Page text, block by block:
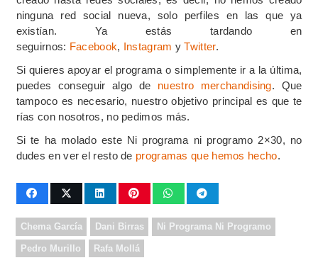
ninguna red social nueva, solo perfiles en las que ya
existían. Ya estás tardando en
seguirnos: Facebook, Instagram yTwitter.
Si quieres apoyar el programa o simplemente ir a la última,
puedes conseguir algo de nuestro merchandising. Que
tampoco es necesario, nuestro objetivo principal es que te
rías con nosotros, no pedimos más.
Si te ha molado este Ni programa ni programo 2×30, no
dudes en ver el resto de programas que hemos hecho.
Chema García Dani Birras Ni Programa Ni Programo
Pedro Murillo Rafa Mollá